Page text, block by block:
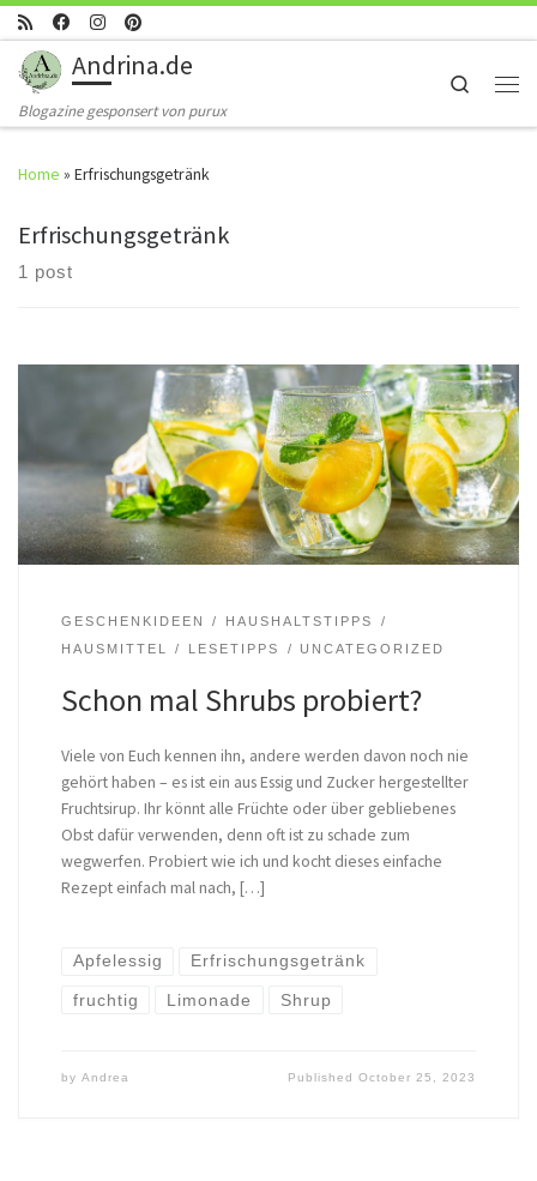
Skip to content
Andrina.de
Blogazine gesponsert von purux
Search
Home » Erfrischungsgetränk
Erfrischungsgetränk
1 post
GESCHENKIDEEN
HAUSHALTSTIPPS
HAUSMITTEL
LESETIPPS UNCATEGORIZED
Schon mal Shrubs probiert?
Viele von Euch kennen ihn, andere werden davon noch nie
gehört haben – es ist ein aus Essig und Zucker hergestellter
Fruchtsirup. Ihr könnt alle Früchte oder über gebliebenes
Obst dafür verwenden, denn oft ist zu schade zum
wegwerfen. Probiert wie ich und kocht dieses einfache
Rezept einfach mal nach, […]
Apfelessig Erfrischungsgetränk
fruchtig Limonade Shrup
by Andrea PublishedOctober 25, 2023